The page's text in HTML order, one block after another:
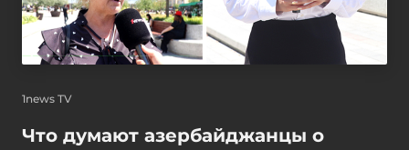
1news TV
Что думают азербайджанцы о